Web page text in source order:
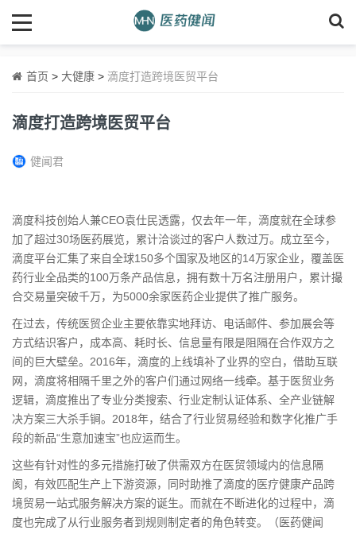
首页 > 大健康 > 滴度打造跨境医贸平台
滴度打造跨境医贸平台
健闻君
滴度科技创始人兼CEO袁仕民透露，仅去年一年，滴度就在全球参
加了超过30场医药展览，累计洽谈过的客户人数过万。成立至今，
滴度平台汇集了来自全球150多个国家及地区的14万家企业，覆盖医
药行业全品类的100万条产品信息，拥有数十万名注册用户，累计撮
合交易量突破千万，为5000余家医药企业提供了推广服务。
在过去，传统医贸企业主要依靠实地拜访、电话邮件、参加展会等
方式结识客户，成本高、耗时长、信息量有限是阻隔在合作双方之
间的巨大壁垒。2016年，滴度的上线填补了业界的空白，借助互联
网，滴度将相隔千里之外的客户们通过网络一线牵。基于医贸业务
逻辑，滴度推出了专业分类搜索、行业定制认证体系、全产业链解
决方案三大杀手锏。2018年，结合了行业贸易经验和数字化推广手
段的新品“生意加速宝”也应运而生。
这些有针对性的多元措施打破了供需双方在医贸领域内的信息隔
阂，有效匹配生产上下游资源，同时助推了滴度的医疗健康产品跨
境贸易一站式服务解决方案的诞生。而就在不断进化的过程中，滴
度也完成了从行业服务者到规则制定者的角色转变。（医药健闻